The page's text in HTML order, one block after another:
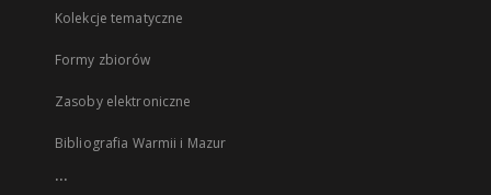
Kolekcje tematyczne
Formy zbiorów
Zasoby elektroniczne
Bibliografia Warmii i Mazur
...